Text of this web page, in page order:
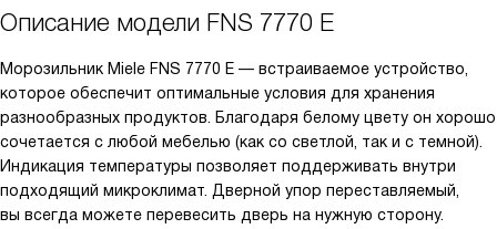
Описание модели FNS 7770 E
Морозильник Miele FNS 7770 E — встраиваемое устройство,
которое обеспечит оптимальные условия для хранения
разнообразных продуктов. Благодаря белому цвету он хорошо
сочетается с любой мебелью (как со светлой, так и с темной).
Индикация температуры позволяет поддерживать внутри
подходящий микроклимат. Дверной упор переставляемый,
вы всегда можете перевесить дверь на нужную сторону.